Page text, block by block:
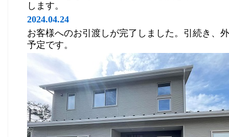
します。
2024.04.24
お客様へのお引渡しが完了しました。引続き、
予定です。